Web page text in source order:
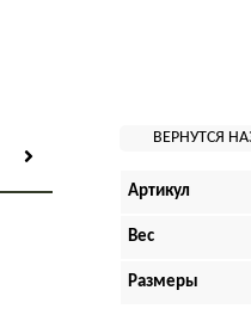
Артикул
Вес
Размеры